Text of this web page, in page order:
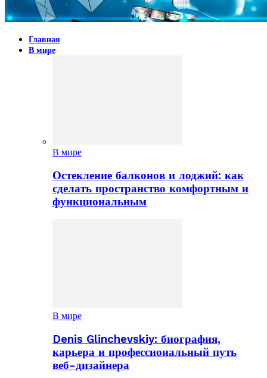
Главная
В мире
В мире
Остекление балконов и лоджий: как
сделать пространство комфортным и
функциональным
В мире
Denis Glinchevskiy: биография,
карьера и профессиональный путь
веб-дизайнера